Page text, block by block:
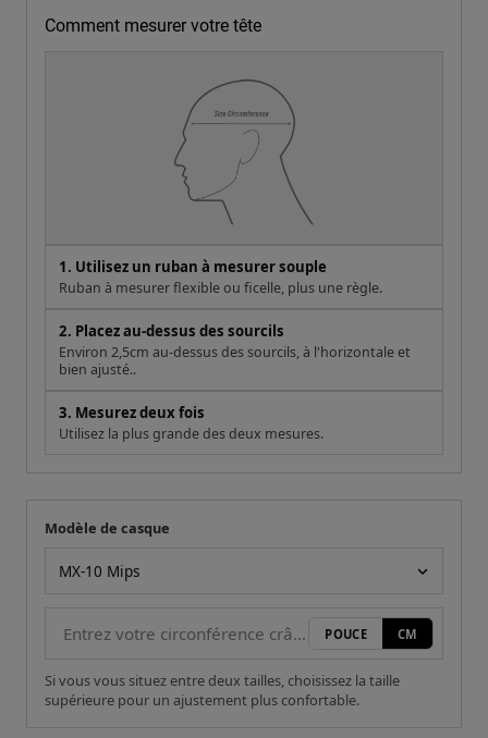
Comment mesurer votre tête
1. Utilisez un ruban à mesurer souple
Ruban à mesurer flexible ou ficelle, plus une règle.
2. Placez au-dessus des sourcils
Environ 2,5cm au-dessus des sourcils, à l'horizontale et
bien ajusté..
3. Mesurez deux fois
Utilisez la plus grande des deux mesures.
Votre mesure
Modèle de casque
POUCE CM
Si vous vous situez entre deux tailles, choisissez la taille
supérieure pour un ajustement plus confortable.